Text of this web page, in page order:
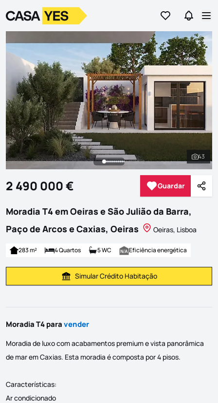
Ir para osIr para
LogoIr para a homepage
Ver
43
2 490 000 € Guardar
Guardar
Moradia T4 em Oeiras e São Julião da Barra,
Paço de Arcos e Caxias, Oeiras
Oeiras, Lisboa
283 m² 4 Quartos 5 WC Eficiência energética
Simular Prestação
Simular Crédito Habitação
Moradia T4 paravender
Moradia de luxo com acabamentos premium e vista panorâmica
de mar em Caxias. Esta moradia é composta por 4 pisos.
Características:
Ar condicionado